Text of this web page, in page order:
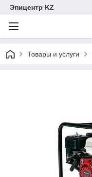
Эпицентр KZ
Товары и услуги